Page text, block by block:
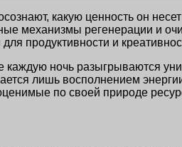
какую ценность он
механизмы регенерации и
продуктивности и
каждую ночь разыгрываются
лишь восполнением
по своей природе